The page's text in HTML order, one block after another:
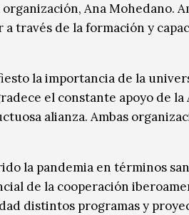
Ana Mohedano.
través de la formación y
la importancia de la
el constante apoyo de
alianza. Ambas
la pandemia en términos
de la cooperación
distintos programas y